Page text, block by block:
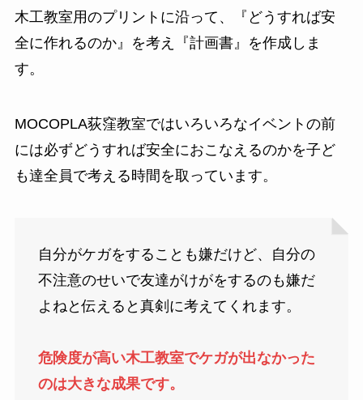
木工教室用のプリントに沿って、『どうすれば安
全に作れるのか』を考え『計画書』を作成しま
す。
MOCOPLA荻窪教室ではいろいろなイベントの前
には必ずどうすれば安全におこなえるのかを子ど
も達全員で考える時間を取っています。
自分がケガをすることも嫌だけど、自分の
不注意のせいで友達がけがをするのも嫌だ
よねと伝えると真剣に考えてくれます。
危険度が高い木工教室でケガが出なかった
のは大きな成果です。